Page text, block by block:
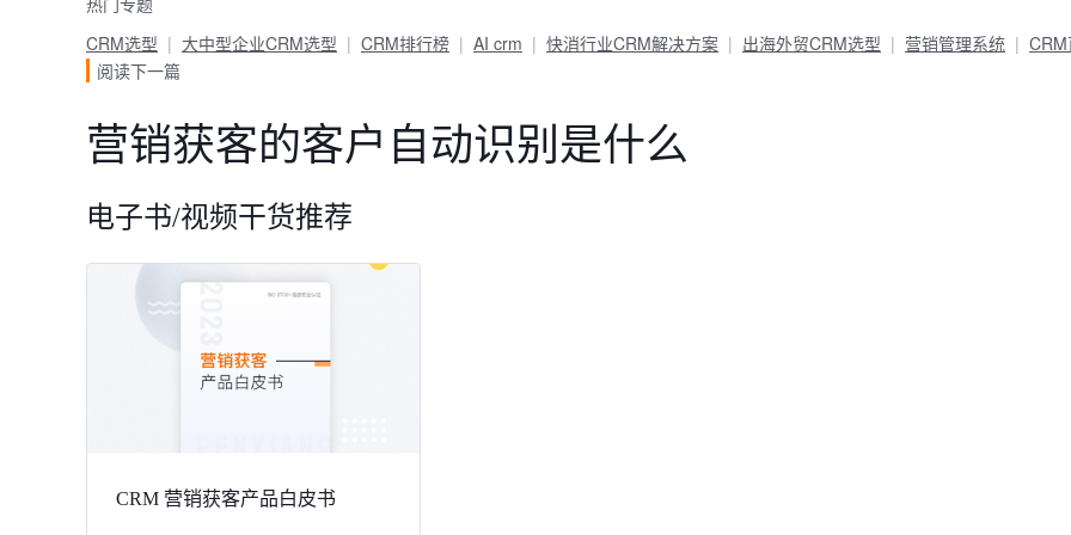
CRM选型
大中型企业CRM选型 CRM排行榜 AI crm 快消行业CRM解决方案 出海外贸CRM选型 营销管理系统
阅读下一篇
营销获客的客户自动识别是什么
电子书/视频干货推荐
CRM 营销获客产品白皮书